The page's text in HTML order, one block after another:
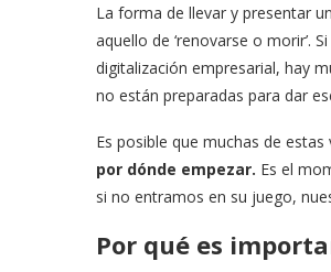
La forma de llevar y presentar
aquello de ‘renovarse o morir’.
digitalización empresarial, hay
no están preparadas para dar
Es posible que muchas de
por dónde empezar. Es el
si no entramos en su juego,
Por qué es